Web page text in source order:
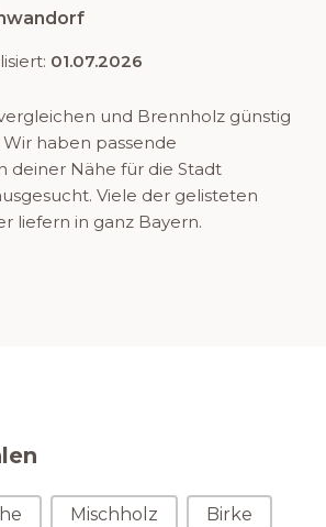
01.07.2026
und Brennholz günstig
haben passende
deiner Nähe für die Stadt
Viele der gelisteten
liefern in ganz Bayern.
Mischholz Birke